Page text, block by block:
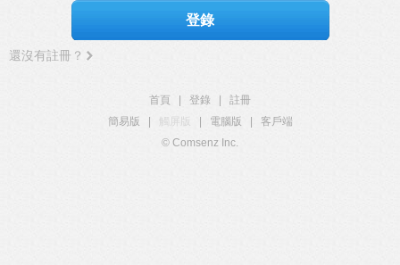
登錄
還沒有註冊？
首頁 登錄
註冊
簡易版
觸屏版 電腦版
客戶端
© Comsenz Inc.